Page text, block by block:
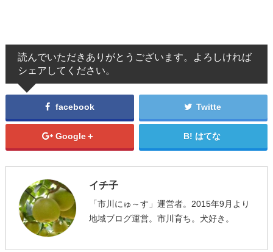
読んでいただきありがとうございます。よろしければ
シェアしてください。
facebook Twitte
Google＋ はてな
イチ子
「市川にゅ～す」運営者。2015年9月より
地域ブログ運営。市川育ち。犬好き。